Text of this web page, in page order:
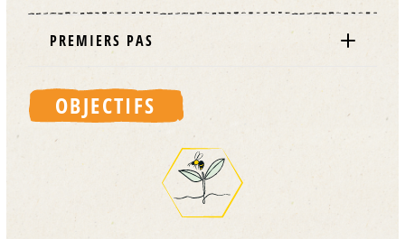
PREMIERS PAS
OBJECTIFS